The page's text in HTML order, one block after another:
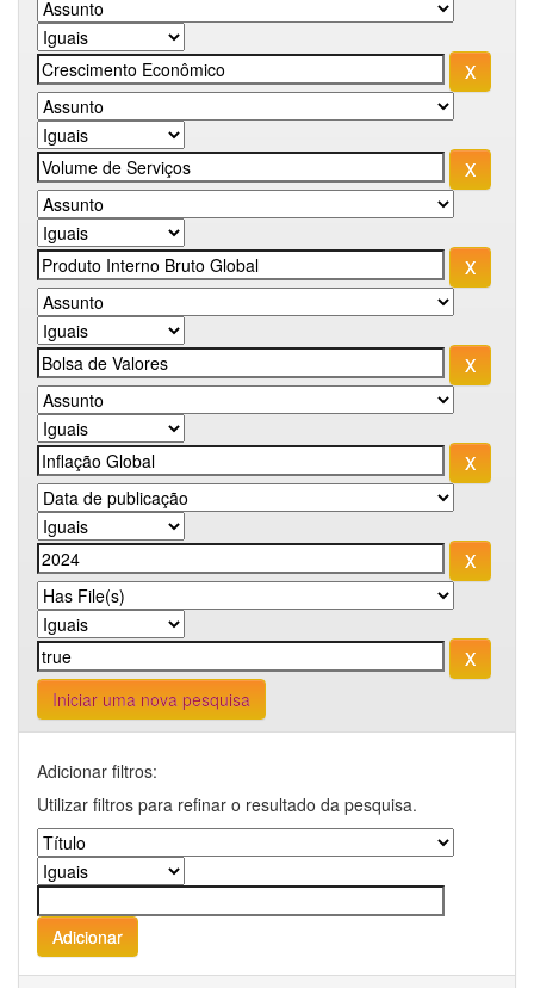
Iniciar uma nova pesquisa
Adicionar filtros:
Utilizar filtros para refinar o resultado da pesquisa.